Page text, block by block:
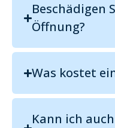
Beschädigen
Öffnung?
Was kostet
Kann ich